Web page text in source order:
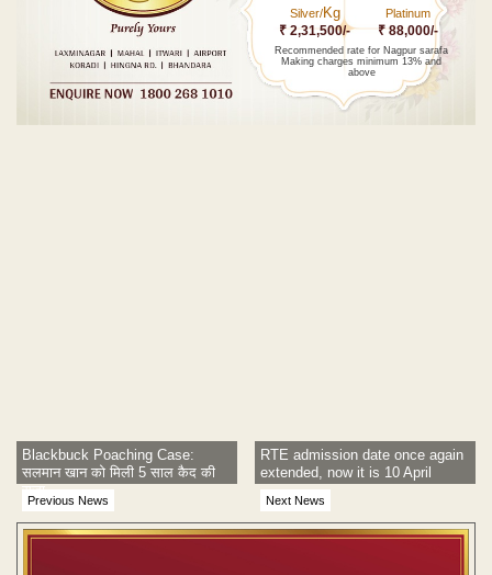
Silver/Kg
₹ 2,31,500/-
Platinum
₹ 88,000/-
Recommended rate for Nagpur sarafa
Making charges minimum 13% and
above
Previous News
Blackbuck Poaching Case:
सलमान खान को मिली 5 साल कैद की
सजा
Next News
RTE admission date once again
extended, now it is 10 April